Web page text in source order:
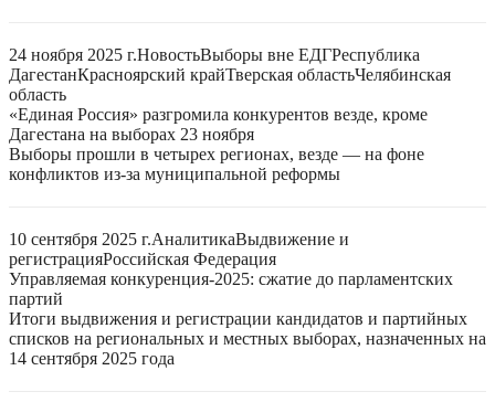
24 ноября 2025 г.НовостьВыборы вне ЕДГРеспублика
ДагестанКрасноярский крайТверская областьЧелябинская
область
«Единая Россия» разгромила конкурентов везде, кроме
Дагестана на выборах 23 ноября
Выборы прошли в четырех регионах, везде — на фоне
конфликтов из-за муниципальной реформы
10 сентября 2025 г.АналитикаВыдвижение и
регистрацияРоссийская Федерация
Управляемая конкуренция-2025: сжатие до парламентских
партий
Итоги выдвижения и регистрации кандидатов и партийных
списков на региональных и местных выборах, назначенных на
14 сентября 2025 года